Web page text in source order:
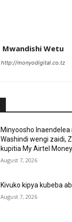
Mwandishi Wetu
http://monyodigital.co.tz
Minyoosho
Washindi wengi zaidi,
kupitia My Airtel
August 7, 2026
Kivuko kipya kubeba
August 7, 2026